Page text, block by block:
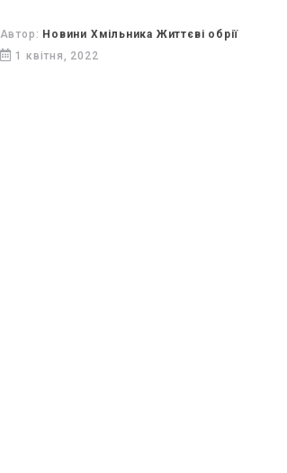
Автор: Новини Хмільника Життєві обрії
1 квітня, 2022